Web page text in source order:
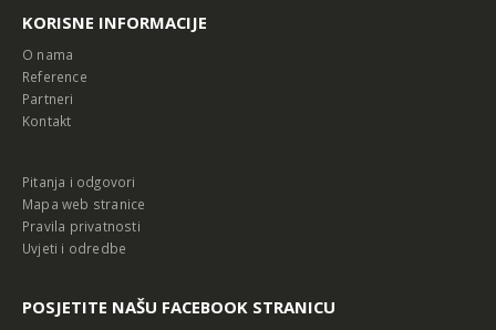
KORISNE INFORMACIJE
O nama
Reference
Partneri
Kontakt
Pitanja i odgovori
Mapa web stranice
Pravila privatnosti
Uvjeti i odredbe
POSJETITE NAŠU FACEBOOK STRANICU